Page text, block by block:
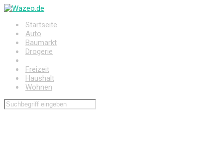
Zum
springenStartseite
Auto
Baumarkt
Drogerie
Freizeit
Haushalt
Wohnen